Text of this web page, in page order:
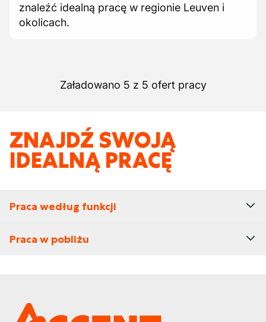
znaleźć idealną pracę w regionie Leuven i
okolicach.
Załadowano 5 z 5 ofert pracy
ZNAJDŹ SWOJĄ
IDEALNĄ PRACĘ
Praca według funkcji
Praca w pobliżu